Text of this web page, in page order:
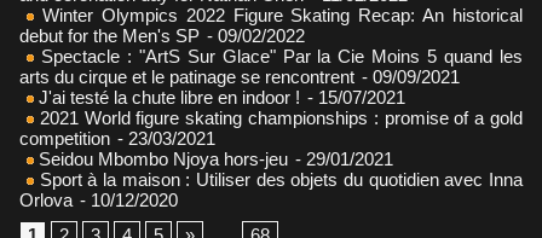
Winter Olympics 2022 Figure Skating Recap: An historical
debut for the Men's SP - 09/02/2022
Spectacle : "ArtS Sur Glace" Par la Cie Moins 5 quand les
arts du cirque et le patinage se rencontrent - 09/09/2021
J'ai testé la chute libre en indoor ! - 15/07/2021
2021 World figure skating championships : promise of a gold
competition - 23/03/2021
Seidou Mbombo Njoya hors-jeu - 29/01/2021
Sport à la maison : Utiliser des objets du quotidien avec Inna
Orlova - 10/12/2020